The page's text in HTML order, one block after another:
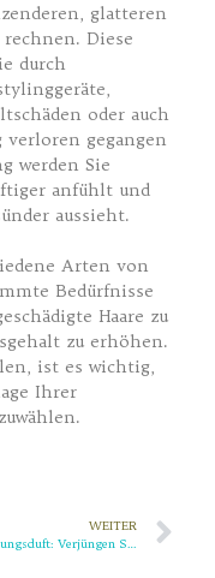
glatteren
Diese
durch
oder auch
gegangen
werden Sie
anfühlt und
aussieht.
Arten von
Bedürfnisse
Haare zu
zu erhöhen.
ist es wichtig,
Ihrer
WEITER
Haarglättungsduft: Verjüngen Sie Ihr Haar mit Lavendel Keratin Hair Straightening Cream